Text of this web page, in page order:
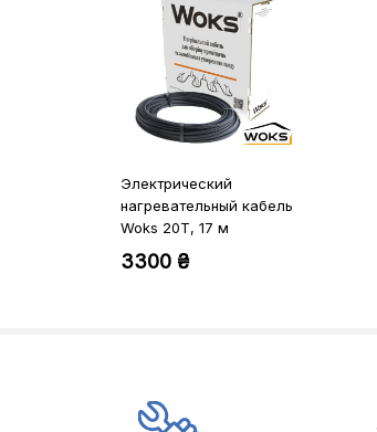
Электрический
нагревательный кабель
Woks 20T, 17 м
(0924003)
3300 ₴